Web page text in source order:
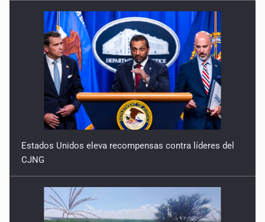
Estados Unidos eleva recompensas contra líderes del
CJNG